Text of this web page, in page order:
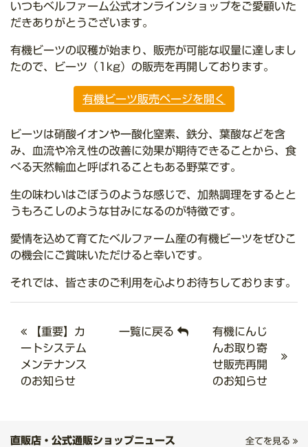
いつもベルファーム公式オンラインショップをご愛顧いた
だきありがとうございます。
有機ビーツの収穫が始まり、販売が可能な収量に達しまし
たので、ビーツ（1kg）の販売を再開しております。
有機ビーツ販売ページを開く
ビーツは硝酸イオンや一酸化窒素、鉄分、葉酸などを含
み、血流や冷え性の改善に効果が期待できることから、食
べる天然輸血と呼ばれることもある野菜です。
生の味わいはごぼうのような感じで、加熱調理をするとと
うもろこしのような甘みになるのが特徴です。
愛情を込めて育てたベルファーム産の有機ビーツをぜひこ
の機会にご賞味いただけると幸いです。
それでは、皆さまのご利用を心よりお待ちしております。
【重要】カ
ートシステム
メンテナンス
のお知らせ
一覧に戻る
有機にんじ
んお取り寄
せ販売再開
のお知らせ
直販店・公式通販ショップニュース 全てを見る